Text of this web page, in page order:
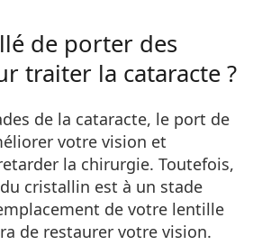
de porter des
traiter la cataracte ?
de la cataracte, le port de
votre vision et
la chirurgie. Toutefois,
cristallin est à un stade
de votre lentille
de restaurer votre vision.